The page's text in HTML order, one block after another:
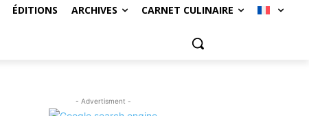
ÉDITIONS ARCHIVES CARNET CULINAIRE
- Advertisment -